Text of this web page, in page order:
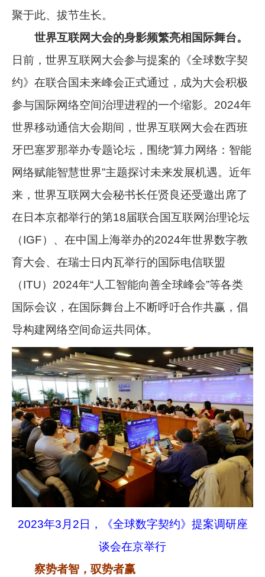
聚于此、拔节生长。
世界互联网大会的身影频繁亮相国际舞台。
日前，世界互联网大会参与提案的《全球数字契
约》在联合国未来峰会正式通过，成为大会积极
参与国际网络空间治理进程的一个缩影。2024年
世界移动通信大会期间，世界互联网大会在西班
牙巴塞罗那举办专题论坛，围绕“算力网络：智能
网络赋能智慧世界”主题探讨未来发展机遇。近年
来，世界互联网大会秘书长任贤良还受邀出席了
在日本京都举行的第18届联合国互联网治理论坛
（IGF）、在中国上海举办的2024年世界数字教
育大会、在瑞士日内瓦举行的国际电信联盟
（ITU）2024年“人工智能向善全球峰会”等各类
国际会议，在国际舞台上不断呼吁合作共赢，倡
导构建网络空间命运共同体。
2023年3月2日，《全球数字契约》提案调研座
谈会在京举行
察势者智，驭势者赢